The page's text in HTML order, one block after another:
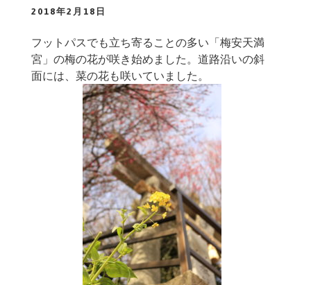
2018年2月18日
フットパスでも立ち寄ることの多い「梅安天満
宮」の梅の花が咲き始めました。道路沿いの斜
面には、菜の花も咲いていました。